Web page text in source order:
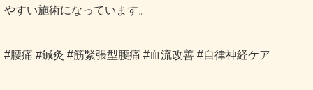
やすい施術になっています。
#腰痛 #鍼灸 #筋緊張型腰痛 #血流改善 #自律神経ケア